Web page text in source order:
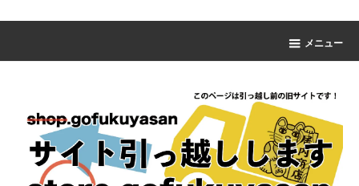
メニュー